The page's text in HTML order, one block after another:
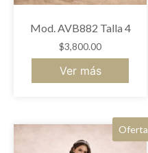
Mod. AVB882 Talla 4
$3,800.00
Ver más
Oferta